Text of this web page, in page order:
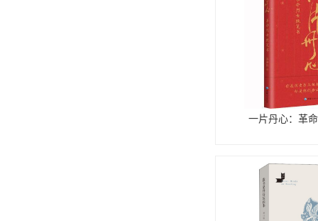
一片丹心：革